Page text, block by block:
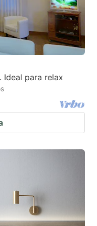
Ideal para relax